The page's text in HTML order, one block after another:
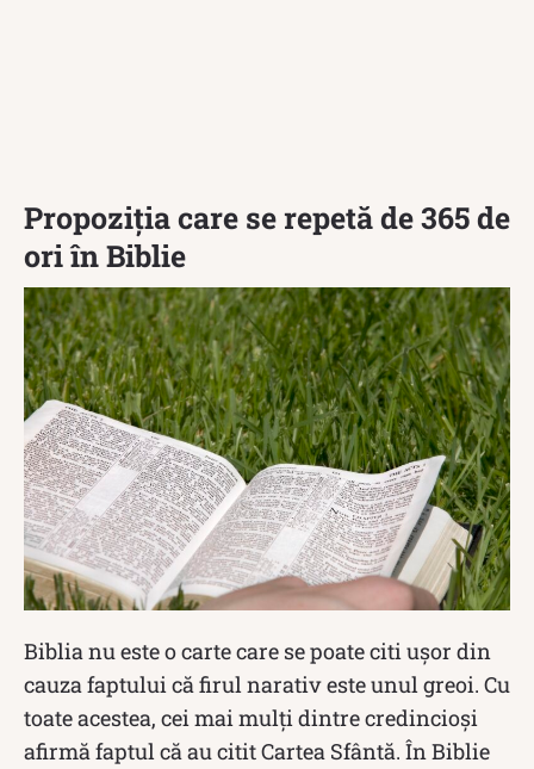
Propoziția care se repetă de 365 de
ori în Biblie
Biblia nu este o carte care se poate citi ușor din
cauza faptului că firul narativ este unul greoi. Cu
toate acestea, cei mai mulți dintre credincioși
afirmă faptul că au citit Cartea Sfântă. În Biblie